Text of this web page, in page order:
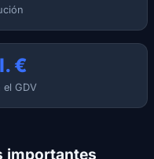
€
el GDV
importantes